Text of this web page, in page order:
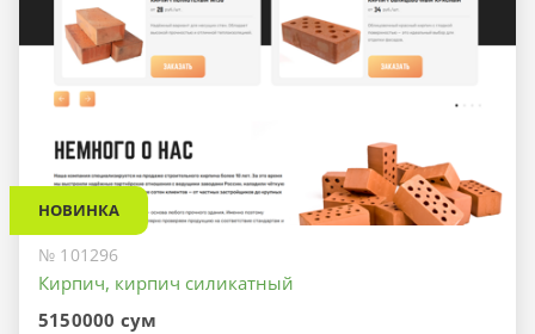
НОВИНКА
№ 101296
Кирпич, кирпич силикатный
5150000 сум